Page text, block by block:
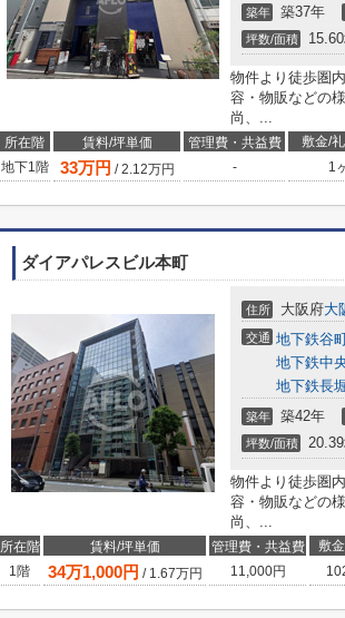
築年 築37年
坪数/面積
物件より徒歩圏
容・物販などの
尚、...
所在階 賃料/坪単価 管理費・共益費 敷金/
地下1階
33万円 /2.12万円 - 1
ダイアパレスビル本町
住所 大阪府大
交通 地下鉄谷
地下鉄中
地下鉄長
築年 築42年
坪数/面積
物件より徒歩圏
容・物販などの
尚、...
所在階 賃料/坪単価 管理費・共益費 敷
1階
34万1,000円 / 1.67万円 11,000円